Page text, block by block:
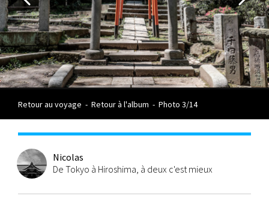
Retour au voyage - Retour à l'album - Photo 3/14
Nicolas
De Tokyo à Hiroshima, à deux c'est mieux